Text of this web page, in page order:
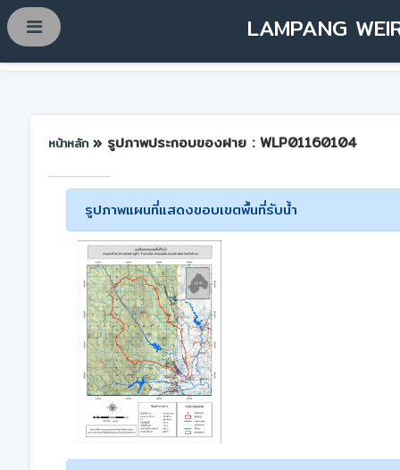
LAMPANG
หน้าหลัก » รูปภาพประกอบของฝาย : WLP01160104
รูปภาพแผนที่แสดงขอบเขตพื้นที่รับน้ำ